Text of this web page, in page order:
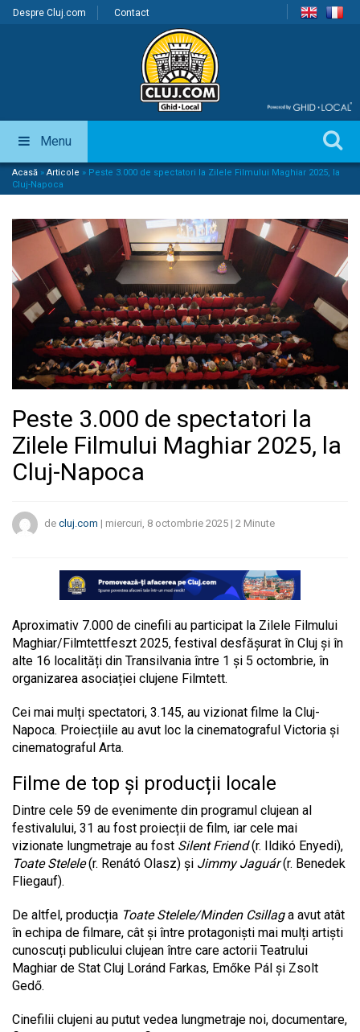
Despre Cluj.com Contact
Menu
Acasă » Articole » Peste 3.000 de spectatori la Zilele Filmului Maghiar 2025, la
Cluj-Napoca
Peste 3.000 de spectatori la
Zilele Filmului Maghiar 2025, la
Cluj-Napoca
de cluj.com | miercuri, 8 octombrie 2025 | 2 Minute
Aproximativ 7.000 de cinefili au participat la Zilele Filmului
Maghiar/Filmtettfeszt 2025, festival desfășurat în Cluj și în
alte 16 localități din Transilvania între 1 și 5 octombrie, în
organizarea asociației clujene Filmtett.
Cei mai mulți spectatori, 3.145, au vizionat filme la Cluj-
Napoca. Proiecțiile au avut loc la cinematograful Victoria și
cinematograful Arta.
Filme de top și producții locale
Dintre cele 59 de evenimente din programul clujean al
festivalului, 31 au fost proiecții de film, iar cele mai
vizionate lungmetraje au fost Silent Friend(r. Ildikó Enyedi),
Toate Stelele(r. Renátó Olasz) și Jimmy Jaguár(r. Benedek
Fliegauf).
De altfel, producția Toate Stelele/Minden Csillaga avut atât
în echipa de filmare, cât și între protagoniști mai mulți artiști
cunoscuți publicului clujean între care actorii Teatrului
Maghiar de Stat Cluj Loránd Farkas, Emőke Pál și Zsolt
Gedő.
Cinefilii clujeni au putut vedea lungmetraje noi, documentare,